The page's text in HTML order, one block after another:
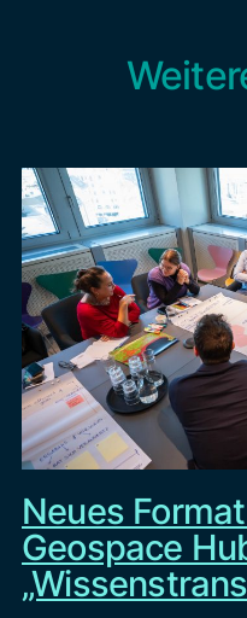
Neues
Geospace